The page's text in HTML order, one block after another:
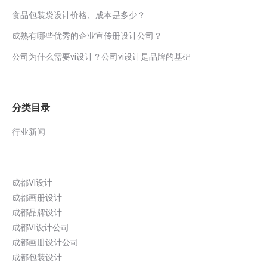
食品包装袋设计价格、成本是多少？
成熟有哪些优秀的企业宣传册设计公司？
公司为什么需要vi设计？公司vi设计是品牌的基础
分类目录
行业新闻
成都VI设计
成都画册设计
成都品牌设计
成都VI设计公司
成都画册设计公司
成都包装设计